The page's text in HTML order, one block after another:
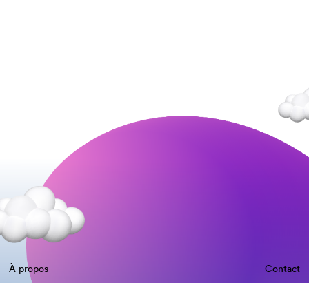
À propos
Contact